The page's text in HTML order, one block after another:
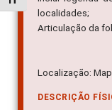
localidades;
Articulação da
Localização:
DESCRIÇÃO